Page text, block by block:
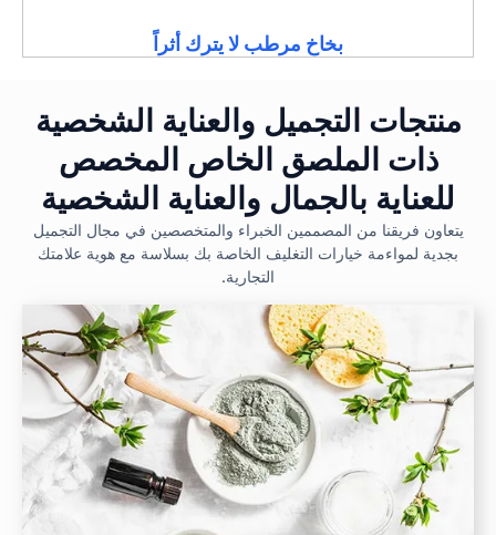
بخاخ مرطب لا يترك أثراً
منتجات التجميل والعناية الشخصية
ذات الملصق الخاص المخصص
للعناية بالجمال والعناية الشخصية
يتعاون فريقنا من المصممين الخبراء والمتخصصين في مجال التجميل
بجدية لمواءمة خيارات التغليف الخاصة بك بسلاسة مع هوية علامتك
التجارية.